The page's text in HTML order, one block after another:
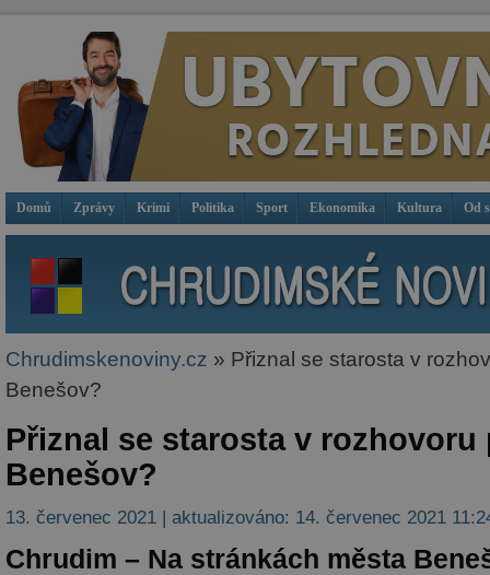
Domů Zprávy Krimi Politika Sport Ekonomika Kultura Od
Chrudimskenoviny.cz » Přiznal se starosta v
Benešov?
Přiznal se starosta v rozhovoru
Benešov?
13. červenec 2021 | aktualizováno: 14. červenec 2021
Chrudim – Na stránkách města